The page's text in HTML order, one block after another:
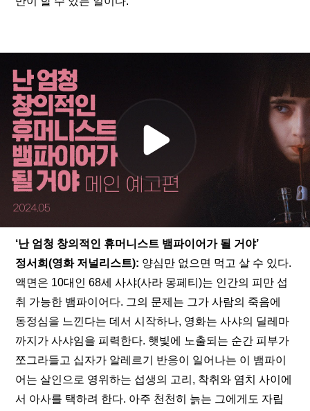
‘난 엄청 창의적인 휴머니스트 뱀파이어가 될 거야’
정서희(영화 저널리스트): 양심만 없으면 먹고 살 수 있다.
액면은 10대인 68세 사샤(사라 몽페티)는 인간의 피만 섭
취 가능한 뱀파이어다. 그의 문제는 그가 사람의 죽음에
동정심을 느낀다는 데서 시작하나, 영화는 사샤의 딜레마
까지가 사샤임을 피력한다. 햇빛에 노출되는 순간 피부가
쪼그라들고 십자가 알레르기 반응이 일어나는 이 뱀파이
어는 살인으로 영위하는 섭생의 고리, 착취와 염치 사이에
서 아사를 택하려 한다. 아주 천천히 늙는 그에게도 자립